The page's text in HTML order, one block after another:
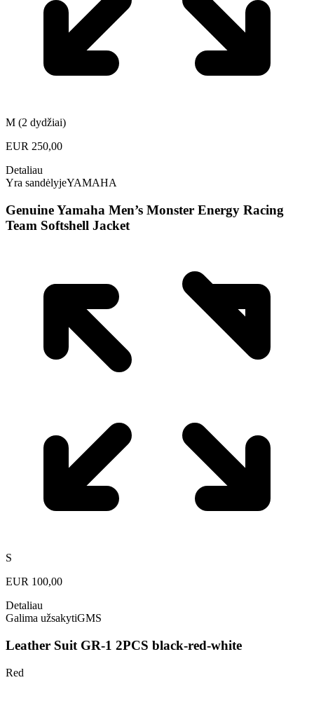
M (2 dydžiai)
EUR 250,00
Detaliau
Yra sandėlyjeYAMAHA
Genuine Yamaha Men’s Monster Energy Racing
Team Softshell Jacket
S
EUR 100,00
Detaliau
Galima užsakytiGMS
Leather Suit GR-1 2PCS black-red-white
Red